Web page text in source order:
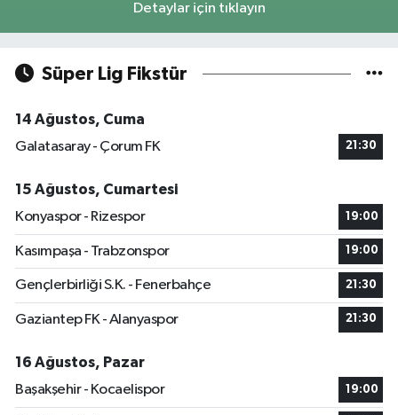
Detaylar için tıklayın
Süper Lig Fikstür
14 Ağustos, Cuma
Galatasaray - Çorum FK
21:30
15 Ağustos, Cumartesi
Konyaspor - Rizespor
19:00
Kasımpaşa - Trabzonspor 19:00
Gençlerbirliği S.K. - Fenerbahçe 21:30
Gaziantep FK - Alanyaspor 21:30
16 Ağustos, Pazar
Başakşehir - Kocaelispor
19:00